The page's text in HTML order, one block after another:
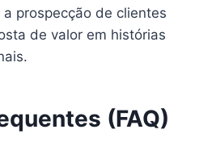
prospecção de clientes
de valor em histórias
(FAQ)